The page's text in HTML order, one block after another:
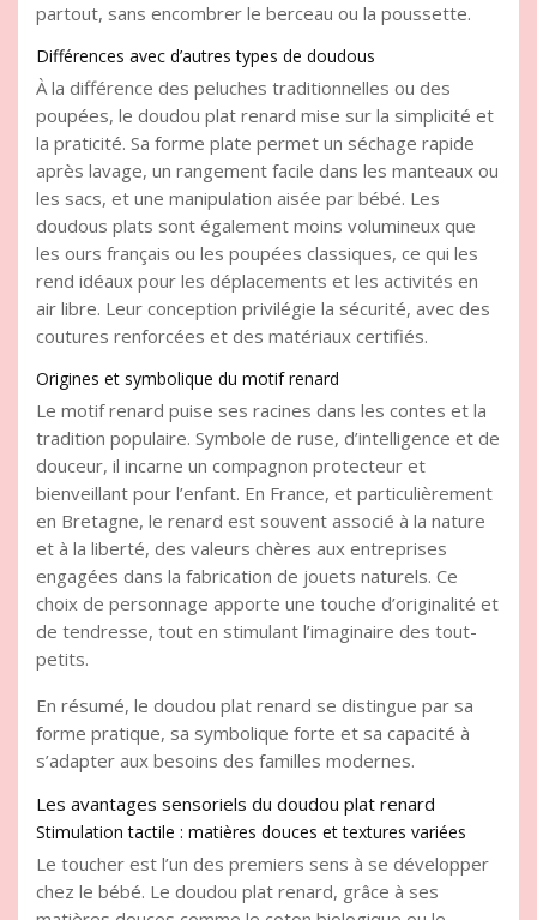
partout, sans encombrer le berceau ou la poussette.
Différences avec d’autres types de doudous
À la différence des peluches traditionnelles ou des
poupées, le doudou plat renard mise sur la simplicité et
la praticité. Sa forme plate permet un séchage rapide
après lavage, un rangement facile dans les manteaux ou
les sacs, et une manipulation aisée par bébé. Les
doudous plats sont également moins volumineux que
les ours français ou les poupées classiques, ce qui les
rend idéaux pour les déplacements et les activités en
air libre. Leur conception privilégie la sécurité, avec des
coutures renforcées et des matériaux certifiés.
Origines et symbolique du motif renard
Le motif renard puise ses racines dans les contes et la
tradition populaire. Symbole de ruse, d’intelligence et de
douceur, il incarne un compagnon protecteur et
bienveillant pour l’enfant. En France, et particulièrement
en Bretagne, le renard est souvent associé à la nature
et à la liberté, des valeurs chères aux entreprises
engagées dans la fabrication de jouets naturels. Ce
choix de personnage apporte une touche d’originalité et
de tendresse, tout en stimulant l’imaginaire des tout-
petits.
En résumé, le doudou plat renard se distingue par sa
forme pratique, sa symbolique forte et sa capacité à
s’adapter aux besoins des familles modernes.
Les avantages sensoriels du doudou plat renard
Stimulation tactile : matières douces et textures variées
Le toucher est l’un des premiers sens à se développer
chez le bébé. Le doudou plat renard, grâce à ses